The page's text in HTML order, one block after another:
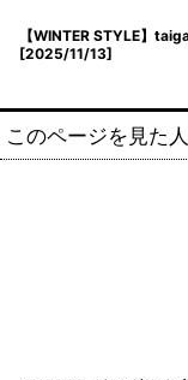
【WINTER STYLE】
[2025/11/13]
このページを見た